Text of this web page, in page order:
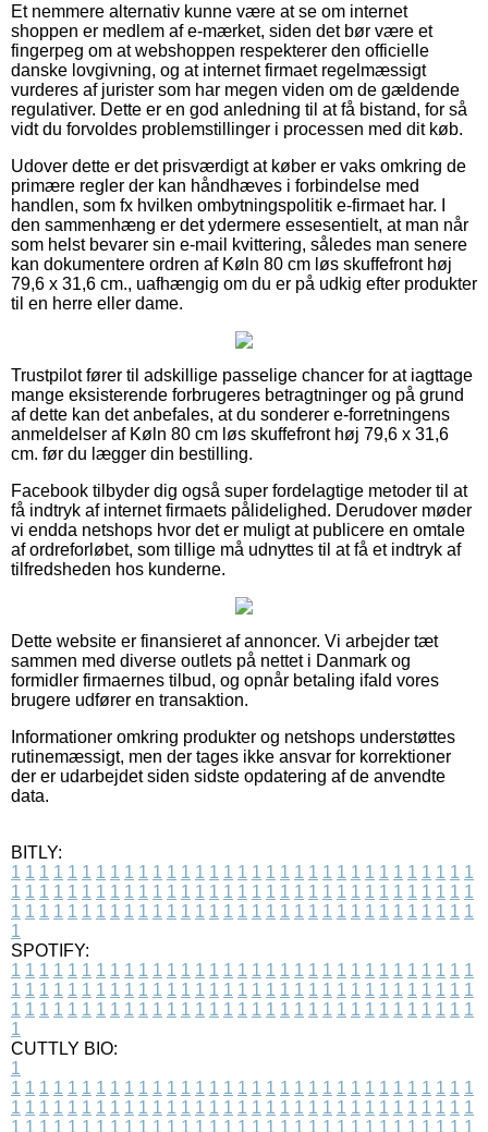
Et nemmere alternativ kunne være at se om internet
shoppen er medlem af e-mærket, siden det bør være et
fingerpeg om at webshoppen respekterer den officielle
danske lovgivning, og at internet firmaet regelmæssigt
vurderes af jurister som har megen viden om de gældende
regulativer. Dette er en god anledning til at få bistand, for så
vidt du forvoldes problemstillinger i processen med dit køb.
Udover dette er det prisværdigt at køber er vaks omkring de
primære regler der kan håndhæves i forbindelse med
handlen, som fx hvilken ombytningspolitik e-firmaet har. I
den sammenhæng er det ydermere essesentielt, at man når
som helst bevarer sin e-mail kvittering, således man senere
kan dokumentere ordren af Køln 80 cm løs skuffefront høj
79,6 x 31,6 cm., uafhængig om du er på udkig efter produkter
til en herre eller dame.
Trustpilot fører til adskillige passelige chancer for at iagttage
mange eksisterende forbrugeres betragtninger og på grund
af dette kan det anbefales, at du sonderer e-forretningens
anmeldelser af Køln 80 cm løs skuffefront høj 79,6 x 31,6
cm. før du lægger din bestilling.
Facebook tilbyder dig også super fordelagtige metoder til at
få indtryk af internet firmaets pålidelighed. Derudover møder
vi endda netshops hvor det er muligt at publicere en omtale
af ordreforløbet, som tillige må udnyttes til at få et indtryk af
tilfredsheden hos kunderne.
Dette website er finansieret af annoncer. Vi arbejder tæt
sammen med diverse outlets på nettet i Danmark og
formidler firmaernes tilbud, og opnår betaling ifald vores
brugere udfører en transaktion.
Informationer omkring produkter og netshops understøttes
rutinemæssigt, men der tages ikke ansvar for korrektioner
der er udarbejdet siden sidste opdatering af de anvendte
data.
BITLY:
1 1 1 1 1 1 1 1 1 1 1 1 1 1 1 1 1 1 1 1 1 1 1 1 1 1 1 1 1 1 1 1 1
1 1 1 1 1 1 1 1 1 1 1 1 1 1 1 1 1 1 1 1 1 1 1 1 1 1 1 1 1 1 1 1 1
1 1 1 1 1 1 1 1 1 1 1 1 1 1 1 1 1 1 1 1 1 1 1 1 1 1 1 1 1 1 1 1 1
1
SPOTIFY:
1 1 1 1 1 1 1 1 1 1 1 1 1 1 1 1 1 1 1 1 1 1 1 1 1 1 1 1 1 1 1 1 1
1 1 1 1 1 1 1 1 1 1 1 1 1 1 1 1 1 1 1 1 1 1 1 1 1 1 1 1 1 1 1 1 1
1 1 1 1 1 1 1 1 1 1 1 1 1 1 1 1 1 1 1 1 1 1 1 1 1 1 1 1 1 1 1 1 1
1
CUTTLY BIO:
1
1 1 1 1 1 1 1 1 1 1 1 1 1 1 1 1 1 1 1 1 1 1 1 1 1 1 1 1 1 1 1 1 1
1 1 1 1 1 1 1 1 1 1 1 1 1 1 1 1 1 1 1 1 1 1 1 1 1 1 1 1 1 1 1 1 1
1 1 1 1 1 1 1 1 1 1 1 1 1 1 1 1 1 1 1 1 1 1 1 1 1 1 1 1 1 1 1 1 1